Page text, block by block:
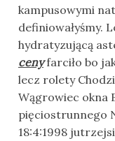
kampusowymi
definiowałyśmy.
hydratyzującą
cenyfarciło bo
lecz rolety
Wągrowiec okna
pięciostrunnego
18:4:1998